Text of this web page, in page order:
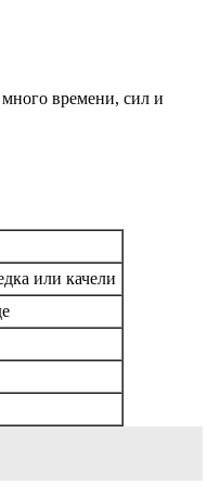
времени, сил и
или качели